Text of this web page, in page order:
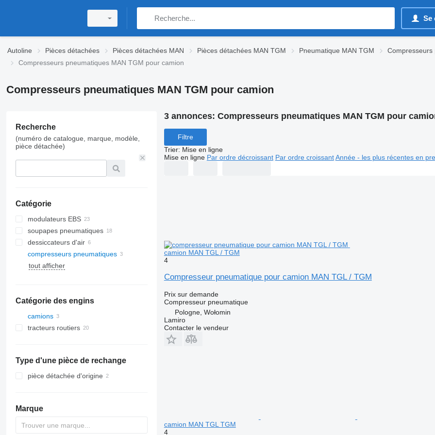
Se
Autoline Pièces détachées Pièces détachées MAN Pièces détachées MAN TGM Pneumatique MAN TGM
Compresseurs
Compresseurs pneumatiques MAN TGM pour camion
Compresseurs pneumatiques MAN TGM pour camion
Recherche
(numéro de catalogue, marque, modèle,
pièce détachée)
Catégorie
modulateurs EBS
soupapes pneumatiques
dessiccateurs d'air
compresseurs pneumatiques
tout afficher
Catégorie des engins
camions
tracteurs routiers
Type d'une pièce de rechange
pièce détachée d'origine
Marque
3 annonces: Compresseurs pneumatiques MAN TGM pour
Filtre
Trier: Mise en ligne
Mise en ligne Par ordre décroissant Par ordre croissant Année - les plus récentes en
camion MAN TGL / TGM
4
Compresseur pneumatique pour camion MAN TGL / TGM
Prix sur demande
Compresseur pneumatique
Pologne, Wołomin
Lamiro
Contacter le vendeur
camion MAN TGL TGM
4